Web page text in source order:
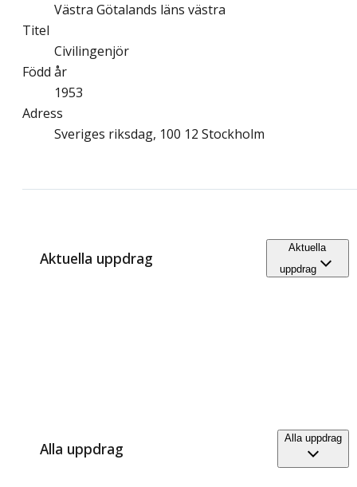
Västra Götalands läns västra
Titel
Civilingenjör
Född år
1953
Adress
Sveriges riksdag, 100 12 Stockholm
Aktuella uppdrag
Aktuella
uppdrag
Alla uppdrag
Alla uppdrag